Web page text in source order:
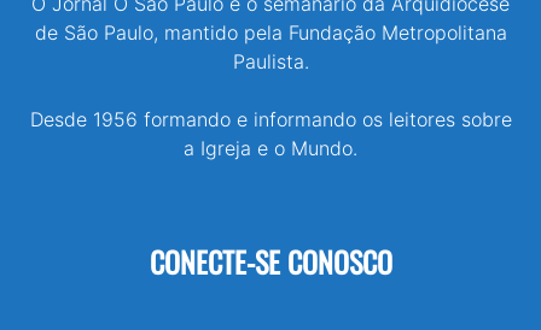
de São Paulo, mantido pela Fundação Metropolitana
Paulista.
Desde 1956 formando e informando os leitores sobre
a Igreja e o Mundo.
CONECTE-SE CONOSCO